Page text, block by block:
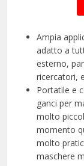
Ampia
adatto a
esterno,
ricercatori,
Portatile e
ganci per
molto
momento
molto
maschere